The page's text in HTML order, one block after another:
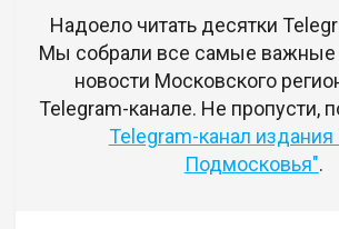
Надоело читать десятки
Мы собрали все самые важные
новости Московского
Telegram-канале. Не пропусти,
Telegram-канал издания
Подмосковья".